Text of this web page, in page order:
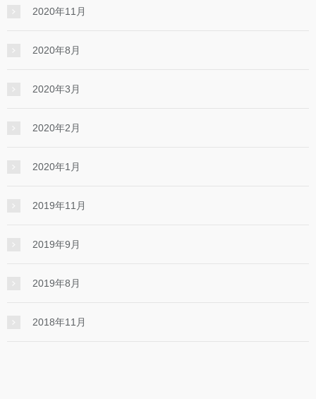
2020年11月
2020年8月
2020年3月
2020年2月
2020年1月
2019年11月
2019年9月
2019年8月
2018年11月